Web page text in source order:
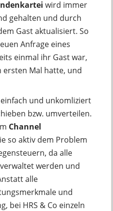
wird immer
gehalten und durch
Gast aktualisiert. So
Anfrage eines
einmal ihr Gast war,
ersten Mal hatte, und
und unkomliziert
bzw. umverteilen.
Channel
so aktiv dem Problem
da alle
werden und
alle
und
bei HRS & Co einzeln